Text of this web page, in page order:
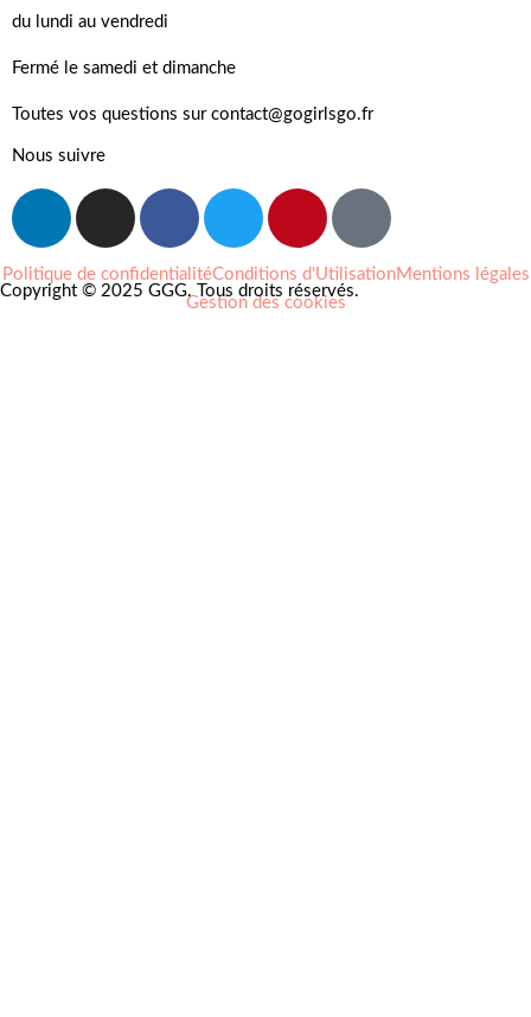
du lundi au vendredi
Fermé le samedi et dimanche
Toutes vos questions sur contact@gogirlsgo.fr
Nous suivre
Copyright © 2025 GGG. Tous droits réservés.
Politique de confidentialitéConditions d'UtilisationMentions légales
Gestion des cookies